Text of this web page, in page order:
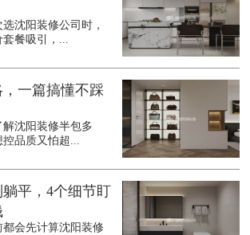
沈阳装修公司时，
餐吸引，...
一篇搞懂不踩
沈阳装修半包多
品质又怕超...
平，4个细节盯
会先计算沈阳装修